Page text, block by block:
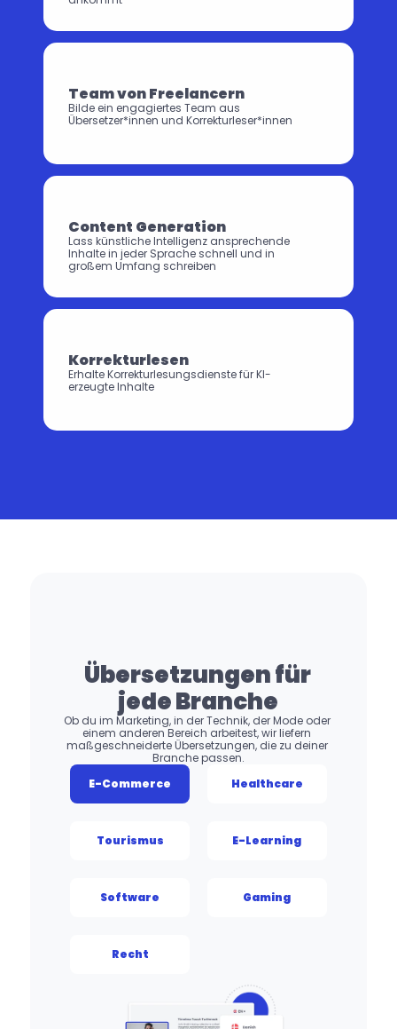
Team von Freelancern
Bilde ein engagiertes Team aus
Übersetzer*innen und Korrekturleser*innen
Content Generation
Lass künstliche Intelligenz ansprechende
Inhalte in jeder Sprache schnell und in
großem Umfang schreiben
Korrekturlesen
Erhalte Korrekturlesungsdienste für KI-
erzeugte Inhalte
Übersetzungen für
jede Branche
Ob du im Marketing, in der Technik, der Mode oder
einem anderen Bereich arbeitest, wir liefern
maßgeschneiderte Übersetzungen, die zu deiner
Branche passen.
E-Commerce
Healthcare
Tourismus E-Learning
Recht
Software Gaming